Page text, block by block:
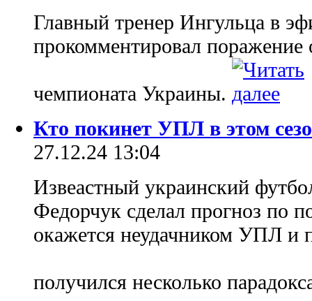
Главный тренер Ингульца в
прокомментировал поражение
чемпионата Украины.
Кто покинет УПЛ в этом
27.12.24 13:04
Извеастный украинский
Федорчук сделал прогноз по
окажется неудачником УПЛ и
получился несколько